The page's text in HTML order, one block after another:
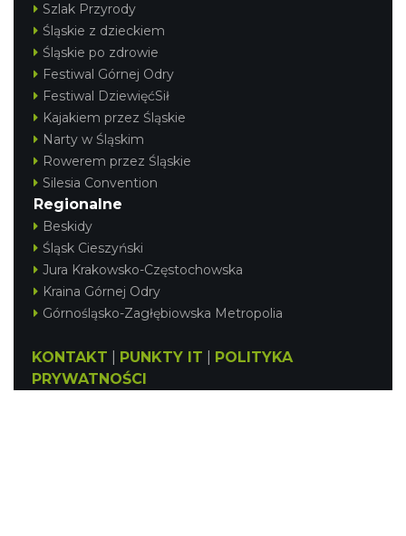
Szlak Przyrody
Śląskie z dzieckiem
Śląskie po zdrowie
Festiwal Górnej Odry
Festiwal DziewięćSił
Kajakiem przez Śląskie
Narty w Śląskim
Rowerem przez Śląskie
Silesia Convention
Regionalne
Beskidy
Śląsk Cieszyński
Jura Krakowsko-Częstochowska
Kraina Górnej Odry
Górnośląsko-Zagłębiowska Metropolia
KONTAKT PUNKTY IT
POLITYKA
PRYWATNOŚCI